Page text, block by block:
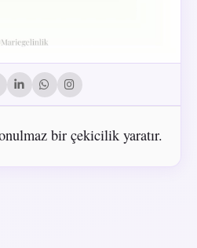
bir çekicilik yaratır.